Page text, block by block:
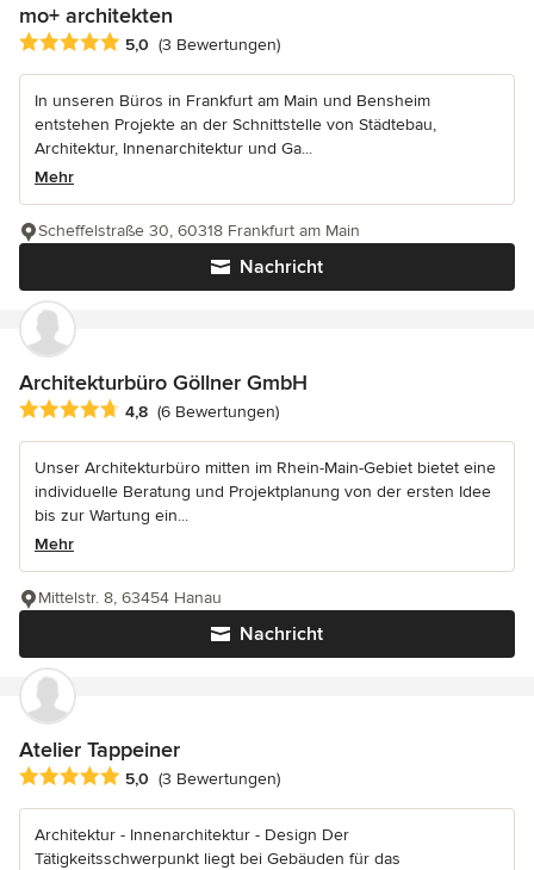
mo+ architekten
Durchschnittliche Bewertung: 5 von 5 Sternen
5,0 (3 Bewertungen)
In unseren Büros in Frankfurt am Main und Bensheim
entstehen Projekte an der Schnittstelle von Städtebau,
Architektur, Innenarchitektur und Ga...
Mehr
Nachricht
Scheffelstraße 30, 60318 Frankfurt am Main
Architekturbüro Göllner GmbH
Durchschnittliche Bewertung: 4.8 von 5 Sternen
4,8 (6 Bewertungen)
Unser Architekturbüro mitten im Rhein-Main-Gebiet bietet eine
individuelle Beratung und Projektplanung von der ersten Idee
bis zur Wartung ein...
Mehr
Nachricht
Mittelstr. 8, 63454 Hanau
Atelier Tappeiner
Durchschnittliche Bewertung: 5 von 5 Sternen
5,0 (3 Bewertungen)
Architektur - Innenarchitektur - Design Der
Tätigkeitsschwerpunkt liegt bei Gebäuden für das